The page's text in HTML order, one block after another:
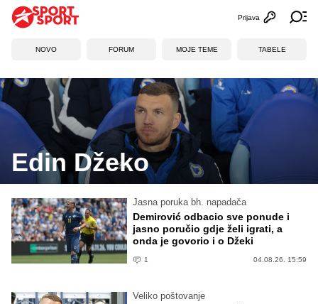
Otvori
Prijava
NOVO FORUM MOJE TEME TABELE
Edin Džeko
Jasna poruka bh. napadača
Demirović odbacio sve ponude i
jasno poručio gdje želi igrati, a
onda je govorio i o Džeki
1 04.08.26. 15:59
Veliko poštovanje